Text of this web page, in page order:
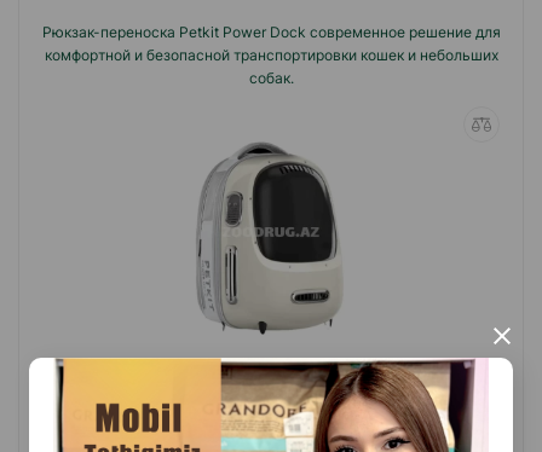
×
Рюкзак-переноска Petkit Power Dock современное решение для
комфортной и безопасной транспортировки кошек и небольших
собак.
(0 Отзывы)